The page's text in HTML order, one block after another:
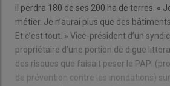
il perdra 180 de ses 200 ha de terres. «
métier. Je n’aurai plus que des
Et c’est tout. » Vice-président d’un
propriétaire d’une portion de digue
des risques que faisait peser le PAPI
de prévention contre les inondations)